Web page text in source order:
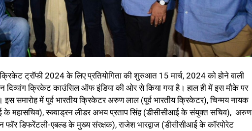
क्रिकेट ट्रॉफी 2024 के लिए प्रतियोगिता की शुरुआत 15 मार्च, 2024 को होने वाली
दिव्यांग क्रिकेट काउंसिल ऑफ इंडिया की ओर से किया गया है। हाल ही में इस मौके पर
समारोह में पूर्व भारतीय क्रिकेटर अरुण लाल (पूर्व भारतीय क्रिकेटर), चिन्मय नायक
के महासचिव), स्क्वाड्रन लीडर अभय प्रताप सिंह (डीसीसीआई के संयुक्त सचिव), अरुण
डिफरेंटली-एबल्ड के मुख्य संरक्षक), राजेश भारद्वाज (डीसीसीआई के कॉरपोरेट